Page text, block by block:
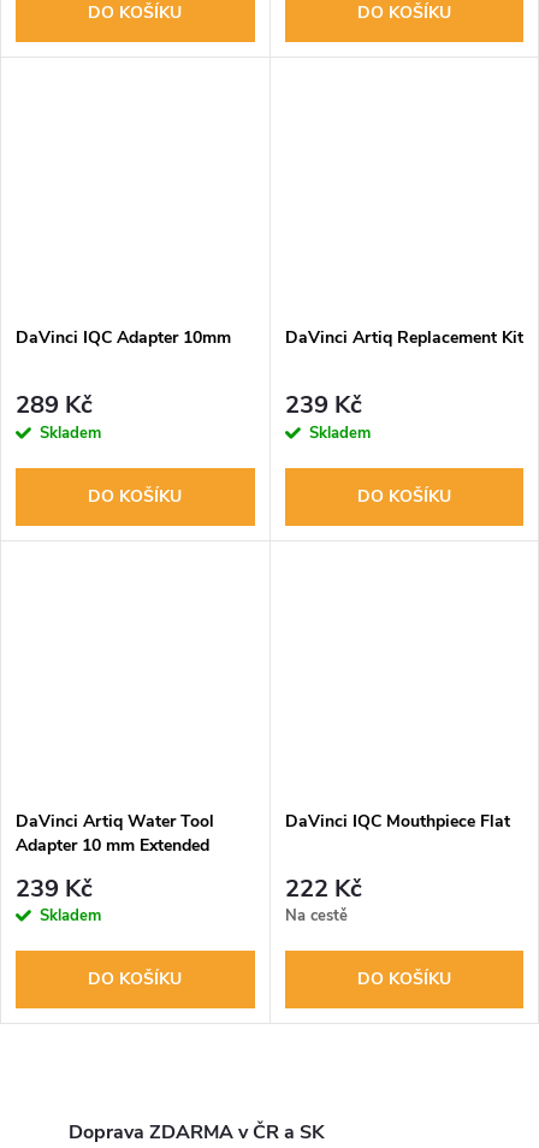
DO KOŠÍKU DO KOŠÍKU
DaVinci IQC Adapter 10mm
289 Kč
Skladem
DO KOŠÍKU
DaVinci Artiq Replacement Kit
239 Kč
Skladem
DO KOŠÍKU
DaVinci Artiq Water Tool
Adapter 10 mm Extended
239 Kč
Skladem
DO KOŠÍKU
DaVinci IQC Mouthpiece Flat
222 Kč
Na cestě
DO KOŠÍKU
Doprava ZDARMA v ČR a SK